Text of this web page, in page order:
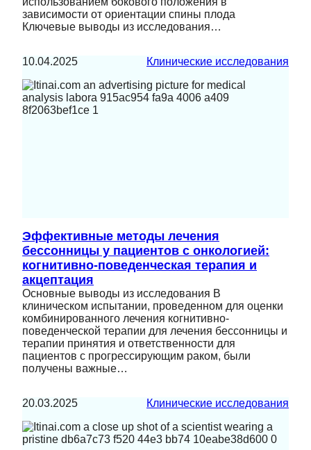
зависимости от ориентации спины плода
Ключевые выводы из исследования…
10.04.2025 Клинические исследования
Эффективные методы лечения
бессонницы у пациентов с онкологией:
когнитивно-поведенческая терапия и
акцептация
Основные выводы из исследования В
клиническом испытании, проведенном для оценки
комбинированного лечения когнитивно-
поведенческой терапии для лечения бессонницы и
терапии принятия и ответственности для
пациентов с прогрессирующим раком, были
получены важные…
20.03.2025 Клинические исследования